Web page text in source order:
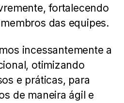
fortalecendo
das equipes.
incessantemente a
otimizando
e práticas, para
de maneira ágil e